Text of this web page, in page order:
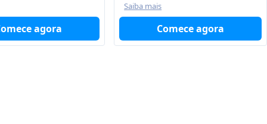
agora
Saiba mais
Comece agora